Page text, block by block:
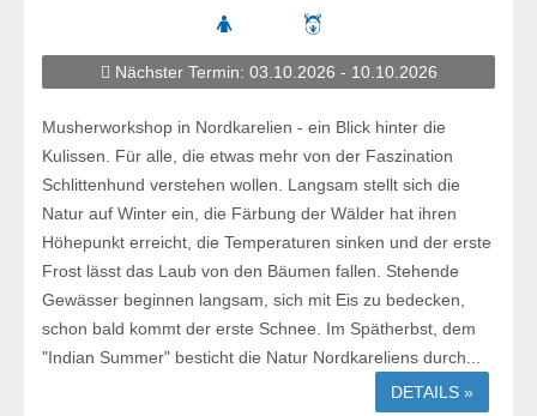
Nächster Termin: 03.10.2026 - 10.10.2026
Musherworkshop in Nordkarelien - ein Blick hinter die
Kulissen. Für alle, die etwas mehr von der Faszination
Schlittenhund verstehen wollen. Langsam stellt sich die
Natur auf Winter ein, die Färbung der Wälder hat ihren
Höhepunkt erreicht, die Temperaturen sinken und der erste
Frost lässt das Laub von den Bäumen fallen. Stehende
Gewässer beginnen langsam, sich mit Eis zu bedecken,
schon bald kommt der erste Schnee. Im Spätherbst, dem
"Indian Summer" besticht die Natur Nordkareliens durch...
DETAILS »